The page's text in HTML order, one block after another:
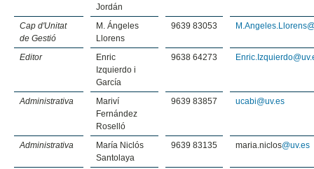
Jordán
Cap d'Unitat
de Gestió
M. Ángeles
Llorens
9639 83053
Editor
Enric
Izquierdo i
García
9638 64273
Administrativa
Mariví
Fernández
Roselló
9639 83857 ucabi@uv.es
Administrativa
María Niclós
Santolaya
9639 83135 maria.niclos@uv.es